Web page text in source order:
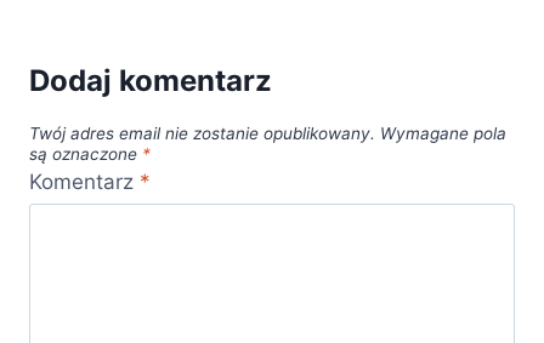
Dodaj komentarz
Twój adres email nie zostanie opublikowany. Wymagane pola
są oznaczone *
Komentarz *